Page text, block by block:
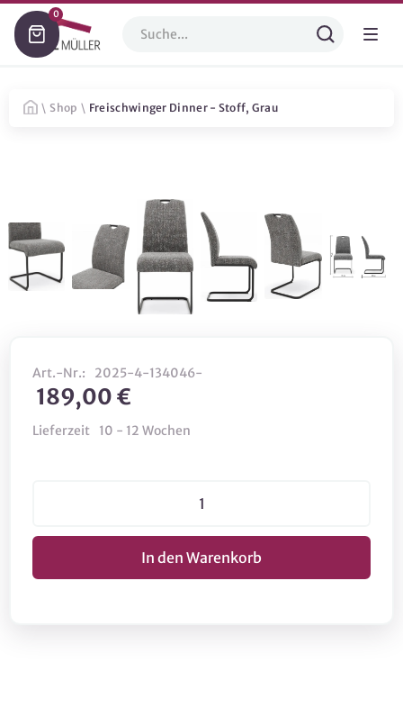
0
\ Shop \ Freischwinger Dinner - Stoff, Grau
Art.-Nr.: 2025-4-134046-
189,00 €
Lieferzeit 10 - 12 Wochen